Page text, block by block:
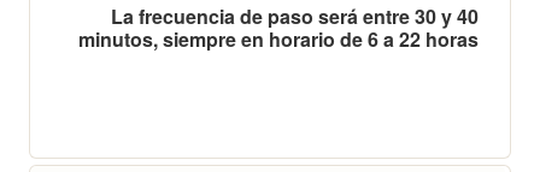
La frecuencia de paso será entre 30 y 40
minutos, siempre en horario de 6 a 22 horas